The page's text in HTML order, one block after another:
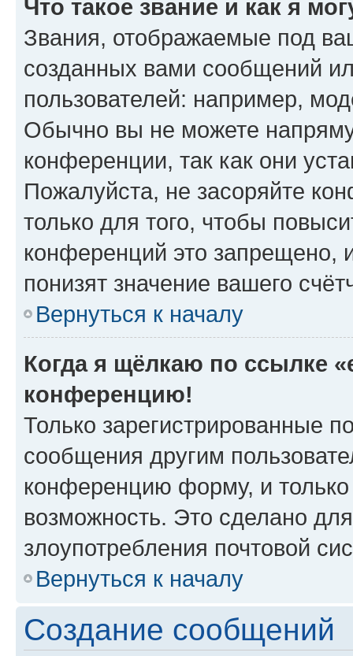
Что такое звание и как я
Звания, отображаемые под
созданных вами сообщений
пользователей: например,
Обычно вы не можете
конференции, так как они
Пожалуйста, не засоряйте
только для того, чтобы
конференций это запрещено,
понизят значение вашего
Вернуться к началу
Когда я щёлкаю по ссылке
конференцию!
Только зарегистрированные
сообщения другим
конференцию форму, и
возможность. Это сделано
злоупотребления почтовой
Вернуться к началу
Создание сообщений